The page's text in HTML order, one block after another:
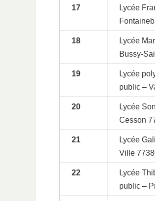
17
Lycée
18
Lycée
Bussy-
19
Lycée
public –
20
Lycée
Cesson
21
Lycée
Ville
22
Lycée
public –